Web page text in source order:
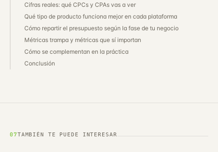
Cifras reales: qué CPCs y CPAs vas a ver
Qué tipo de producto funciona mejor en cada plataforma
Cómo repartir el presupuesto según la fase de tu negocio
Métricas trampa y métricas que sí importan
Cómo se complementan en la práctica
Conclusión
07TAMBIÉN TE PUEDE INTERESAR